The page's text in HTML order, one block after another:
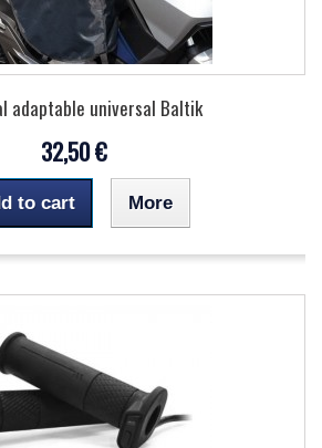
adaptable universal Baltik
32,50 €
to cart More